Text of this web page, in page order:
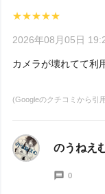
★★★★★
2026年08月05日
カメラが壊れてて利
(Googleのクチコミから引
のうねえ
0